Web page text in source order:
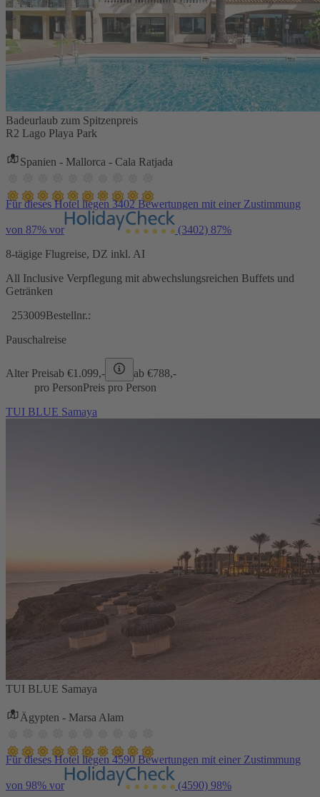
Badeurlaub zum Spitzenpreis
R2 Lago Playa Park
Spanien - Mallorca - Cala Ratjada
Für dieses Hotel liegen 3402 Bewertungen mit einer Zustimmung
von 87% vor (3402) 87%
8-tägige Flugreise, DZ inkl. AI
All Inclusive Verpflegung mit abwechslungsreichen Buffets und
Getränken
253009Bestellnr.:
Pauschalreise
Alter Preisab €1.099,- ab €788,-
pro PersonPreis pro Person
TUI BLUE Samaya
TUI BLUE Samaya
Ägypten - Marsa Alam
Für dieses Hotel liegen 4590 Bewertungen mit einer Zustimmung
von 98% vor (4590) 98%